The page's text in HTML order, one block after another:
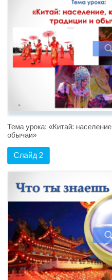
Тема урока: «Китай:
обычаи»
Слайд 2